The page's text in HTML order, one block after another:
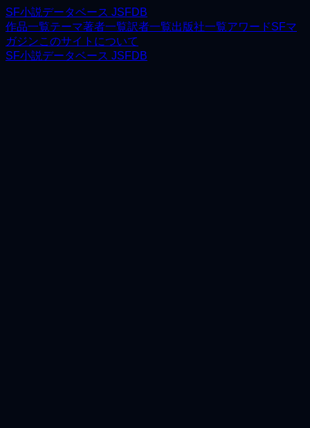
SF小説データベース JSFDB
作品一覧テーマ著者一覧訳者一覧出版社一覧アワードSFマ
ガジンこのサイトについて
SF小説データベース JSFDB